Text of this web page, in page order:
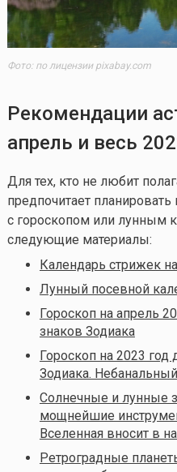
Фото: по лицензии pixabay.com
Рекомендации
апрель и весь
Для тех, кто не любит
предпочитает
с гороскопом или лунным
следующие материалы:
Календарь стрижек
Лунный посевной
Гороскоп на апрель
знаков Зодиака
Гороскоп на 2023 год
Зодиака.
Солнечные и лунные
мощнейшие
Вселенная вносит в
Ретроградные